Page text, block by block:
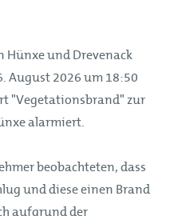
Hünxe und Drevenack
August 2026 um 18:50
"Vegetationsbrand" zur
alarmiert.
beobachteten, dass
und diese einen Brand
aufgrund der